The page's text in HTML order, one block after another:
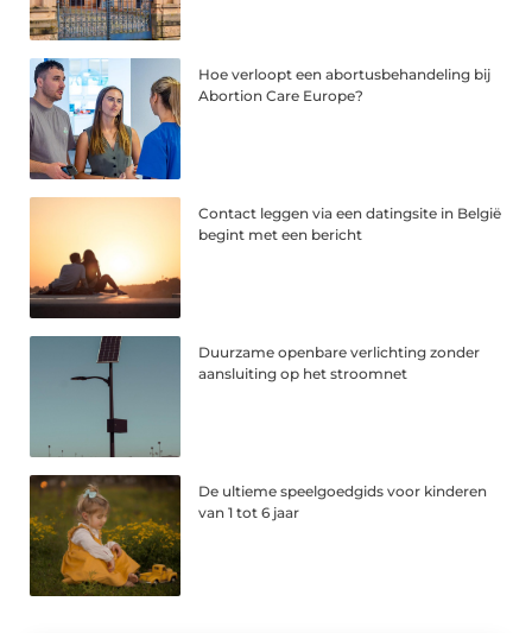
Hoe verloopt een abortusbehandeling bij
Abortion Care Europe?
Contact leggen via een datingsite in België
begint met een bericht
Duurzame openbare verlichting zonder
aansluiting op het stroomnet
De ultieme speelgoedgids voor kinderen
van 1 tot 6 jaar